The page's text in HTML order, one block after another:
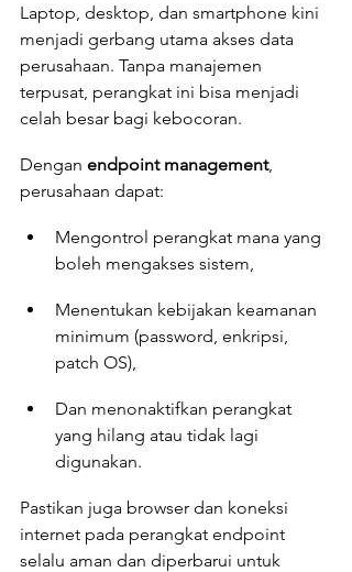
Laptop, desktop, dan smartphone kini
menjadi gerbang utama akses data
perusahaan. Tanpa manajemen
terpusat, perangkat ini bisa menjadi
celah besar bagi kebocoran.
Dengan endpoint management,
perusahaan dapat:
Mengontrol perangkat mana yang
boleh mengakses sistem,
Menentukan kebijakan keamanan
minimum (password, enkripsi,
patch OS),
Dan menonaktifkan perangkat
yang hilang atau tidak lagi
digunakan.
Pastikan juga browser dan koneksi
internet pada perangkat endpoint
selalu aman dan diperbarui untuk